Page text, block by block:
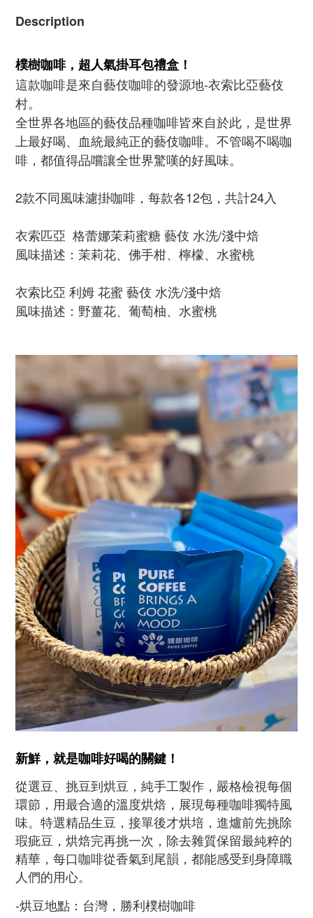
Description
樸樹咖啡，超人氣掛耳包禮盒！
這款咖啡是來自藝伎咖啡的發源地-衣索比亞藝伎
村。
全世界各地區的藝伎品種咖啡皆來自於此，是世界
上最好喝、血統最純正的藝伎咖啡。不管喝不喝咖
啡，都值得品嚐讓全世界驚嘆的好風味。
2款不同風味濾掛咖啡，每款各12包，共計24入
衣索匹亞 格蕾娜茉莉蜜糖 藝伎 水洗/淺中焙
風味描述：茉莉花、佛手柑、檸檬、水蜜桃
衣索比亞 利姆 花蜜 藝伎 水洗/淺中焙
風味描述： 野薑花、葡萄柚、水蜜桃
新鮮，就是咖啡好喝的關鍵！
從選豆、挑豆到烘豆，純手工製作，嚴格檢視每個
環節，用最合適的溫度烘焙，展現每種咖啡獨特風
味。特選精品生豆，接單後才烘培，進爐前先挑除
瑕疵豆，烘焙完再挑一次，除去雜質保留最純粹的
精華，每口咖啡從香氣到尾韻，都能感受到身障職
人們的用心。
-烘豆地點：台灣，勝利樸樹咖啡